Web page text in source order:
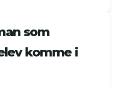
som
komme i